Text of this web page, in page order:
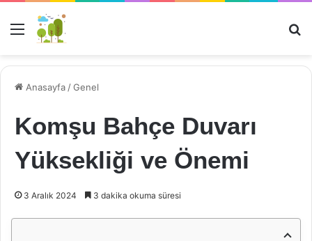
Menü
Anasayfa /Genel
Komşu Bahçe Duvarı
Yüksekliği ve Önemi
3 Aralık 2024 3 dakika okuma süresi